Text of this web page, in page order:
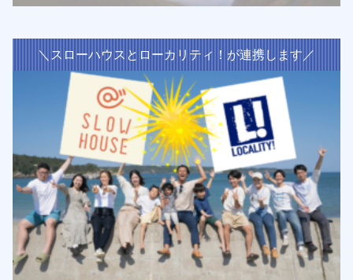
＼スローハウスとローカリティ！が連携します／